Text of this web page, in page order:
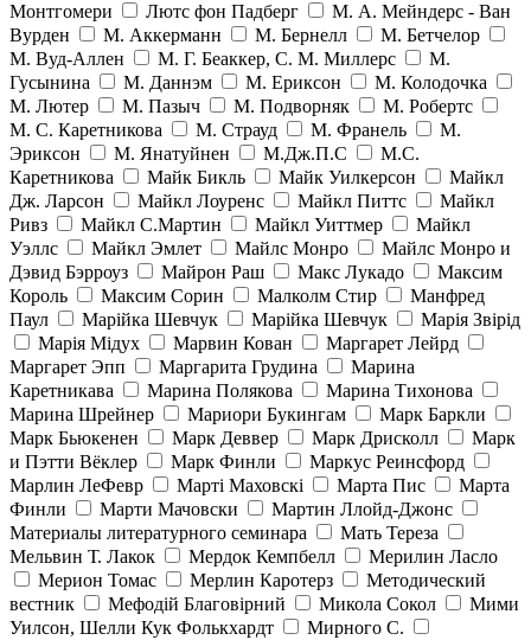
Монтгомери
Лютс фон Падберг
М. А. Мейндерс - Ван
Вурден
М. Аккерманн М. Бернелл
М. Бетчелор
М. Вуд-Аллен
М. Г. Беаккер, С. М. Миллерс
М.
Гусынина
М. Даннэм М. Ериксон
М. Колодочка
М. Лютер
М. Пазыч М. Подворняк
М. Робертс
М. С. Каретникова
М. Страуд М. Франель
М.
Эриксон
М. Янатуйнен М.Дж.П.С
М.С.
Каретникова
Майк Бикль Майк Уилкерсон
Майкл
Дж. Ларсон
Майкл Лоуренс Майкл Питтс
Майкл
Ривз
Майкл С.Мартин Майкл Уиттмер
Майкл
Уэллс
Майкл Эмлет Майлс Монро
Майлс Монро и
Дэвид Бэрроуз
Майрон Раш Макс Лукадо
Максим
Король
Максим Сорин Малколм Стир
Манфред
Паул
Марійка Шевчук Марійка Шевчук
Марія Звірід
Марія Мідух
Марвин Кован
Маргарет Лейрд
Маргарет Эпп
Маргарита Грудина
Марина
Каретникава
Марина Полякова
Марина Тихонова
Марина Шрейнер
Мариори Букингам
Марк Баркли
Марк Бьюкенен
Марк Деввер Марк Дрисколл
Марк
и Пэтти Вёклер
Марк Финли
Маркус Реинсфорд
Марлин ЛеФевр
Марті Маховскі Марта Пис
Марта
Финли
Марти Мачовски
Мартин Ллойд-Джонс
Материалы литературного семинара
Мать Тереза
Мельвин Т. Лакок
Мердок Кемпбелл
Мерилин Ласло
Мерион Томас
Мерлин Каротерз
Методический
вестник
Мефодій Благовірний Микола Сокол
Мими
Уилсон, Шелли Кук Фолькхардт
Мирного С.